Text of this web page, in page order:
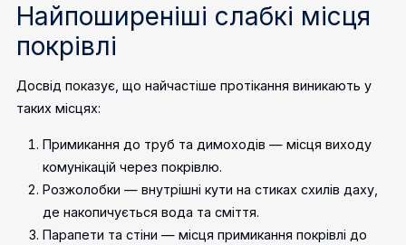
Найпоширеніші слабкі місця
покрівлі
Досвід показує, що найчастіше протікання виникають у
таких місцях:
Примикання до труб та димоходів — місця виходу
комунікацій через покрівлю.
Розжолобки — внутрішні кути на стиках схилів даху,
де накопичується вода та сміття.
Парапети та стіни — місця примикання покрівлі до